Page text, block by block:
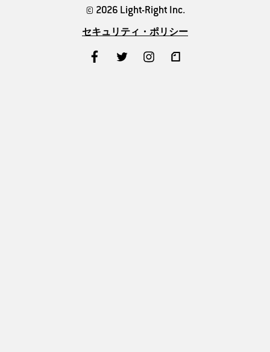
© 2026 Light-Right Inc.
セキュリティ・ポリシー